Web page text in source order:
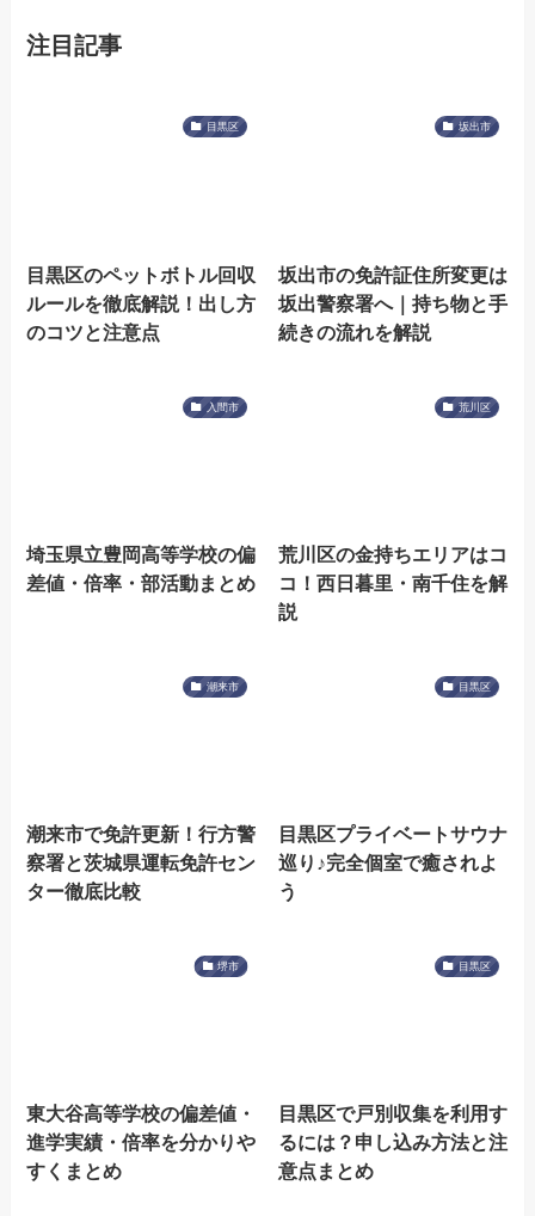
注目記事
目黒区
目黒区のペットボトル回収
ルールを徹底解説！出し方
のコツと注意点
坂出市
坂出市の免許証住所変更は
坂出警察署へ｜持ち物と手
続きの流れを解説
入間市
埼玉県立豊岡高等学校の偏
差値・倍率・部活動まとめ
荒川区
荒川区の金持ちエリアはコ
コ！西日暮里・南千住を解
説
潮来市
潮来市で免許更新！行方警
察署と茨城県運転免許セン
ター徹底比較
目黒区
目黒区プライベートサウナ
巡り♪完全個室で癒されよ
う
堺市
東大谷高等学校の偏差値・
進学実績・倍率を分かりや
すくまとめ
目黒区
目黒区で戸別収集を利用す
るには？申し込み方法と注
意点まとめ